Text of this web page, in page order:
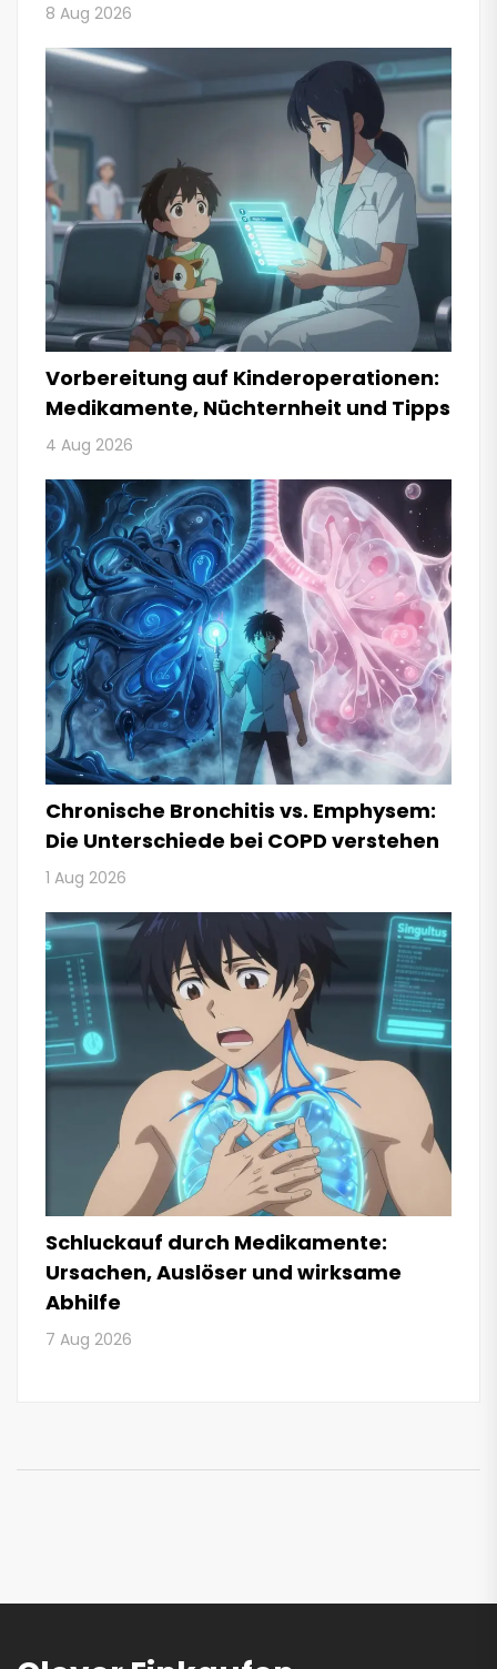
8 Aug 2026
Vorbereitung auf Kinderoperationen:
Medikamente, Nüchternheit und Tipps
4 Aug 2026
Chronische Bronchitis vs. Emphysem:
Die Unterschiede bei COPD verstehen
1 Aug 2026
Schluckauf durch Medikamente:
Ursachen, Auslöser und wirksame
Abhilfe
7 Aug 2026